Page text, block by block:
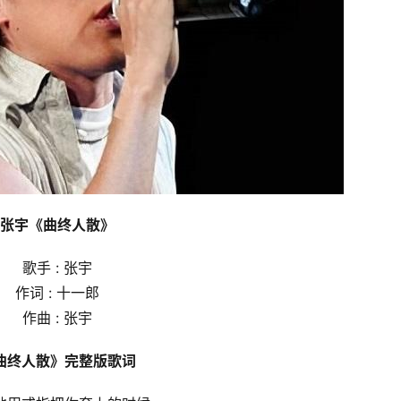
张宇《曲终人散》
歌手 : 张宇
作词 : 十一郎
作曲 : 张宇
终人散》完整版歌词